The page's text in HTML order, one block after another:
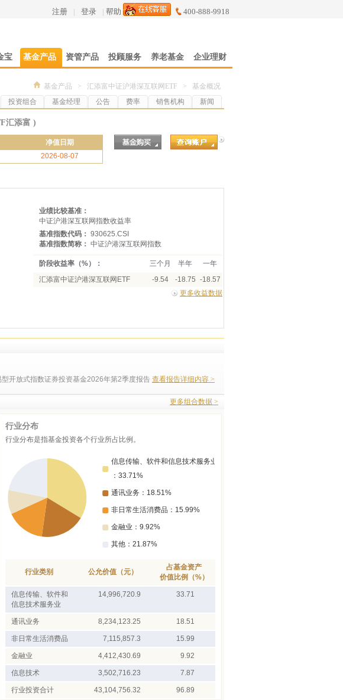
注册 | 登录 | 帮助 400-888-9918
宝 基金产品 资管产品 投顾服务 养老基金 企业理财
基金产品 > 汇添富中证沪港深互联网ETF > 基金概况
投资组合 基金经理 公告 费率 销售机构 新闻
汇添富 )
净值日期
2026-08-07
业绩比较基准：
中证沪港深互联网指数收益率
基准指数代码：
930625.CSI
基准指数简称：
中证沪港深互联网指数
阶段收益率（%）： 三个月 半年 一年
汇添富中证沪港深互联网ETF -9.54 -18.75
-18.57
更多收益数据
开放式指数证券投资基金2026年第2季度报告 查看报告详细内容 >
更多组合数据 >
行业分布
行业分布是指基金投资各个行业所占比例。
行业类别 公允价值（元）
占基金资产
价值比例（%）
信息传输、软件和
信息技术服务业
14,996,720.9 33.71
通讯业务 8,234,123.25 18.51
非日常生活消费品 7,115,857.3 15.99
金融业 4,412,430.69 9.92
信息技术 3,502,716.23 7.87
行业投资合计 43,104,756.32 96.89